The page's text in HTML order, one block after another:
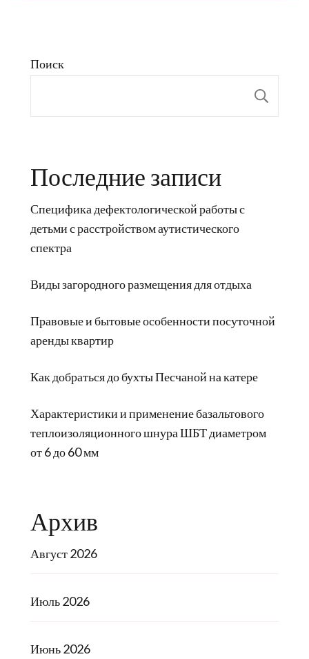
Поиск
Последние записи
Специфика дефектологической работы с
детьми с расстройством аутистического
спектра
Виды загородного размещения для отдыха
Правовые и бытовые особенности посуточной
аренды квартир
Как добраться до бухты Песчаной на катере
Характеристики и применение базальтового
теплоизоляционного шнура ШБТ диаметром
от 6 до 60 мм
Архив
Август 2026
Июль 2026
Июнь 2026